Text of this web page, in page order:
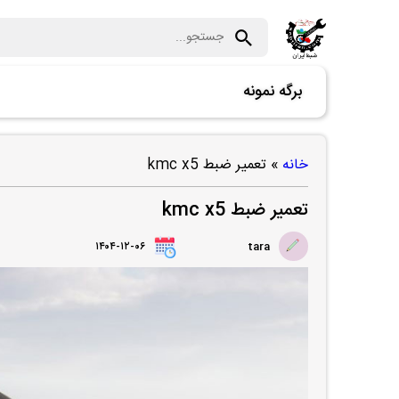
برگه نمونه
خانه » تعمیر ضبط kmc x5
تعمیر ضبط kmc x5
tara ۱۴۰۴-۱۲-۰۶